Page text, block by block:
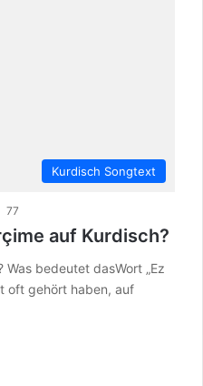
Kurdisch Songtext
77
auf Kurdisch?
bedeutet dasWort „Ez
oft gehört haben, auf